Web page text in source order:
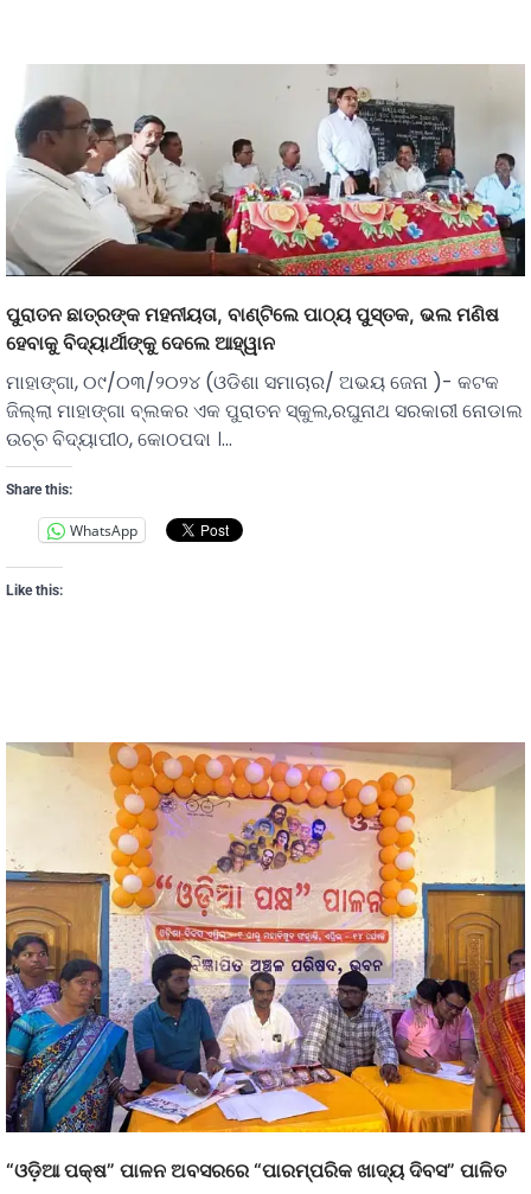
ପୁରାତନ ଛାତ୍ରଙ୍କ ମହନୀୟତା, ବାଣ୍ଟିଲେ ପାଠ୍ୟ ପୁସ୍ତକ, ଭଲ ମଣିଷ
ହେବାକୁ ବିଦ୍ୟାର୍ଥୀଙ୍କୁ ଦେଲେ ଆହ୍ୱାନ
ମାହାଙ୍ଗା, ୦୯/୦୩/୨୦୨୪ (ଓଡିଶା ସମାଚାର/ ଅଭୟ ଜେନା )- କଟକ
ଜିଲ୍ଲା ମାହାଙ୍ଗା ବ୍ଲକର ଏକ ପୁରାତନ ସ୍କୁଲ,ରଘୁନାଥ ସରକାରୀ ନୋଡାଲ
ଉଚ୍ଚ ବିଦ୍ୟାପୀଠ, କୋଠପଦା ।…
Share this:
WhatsApp
Like this:
“ଓଡ଼ିଆ ପକ୍ଷ” ପାଳନ ଅବସରରେ “ପାରମ୍ପରିକ ଖାଦ୍ୟ ଦିବସ” ପାଳିତ